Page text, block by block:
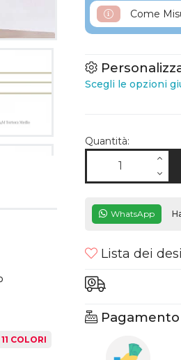
11 COLORI
Come
Scegli le opzioni
Quantità:
WhatsApp
Lista dei
Pagamento